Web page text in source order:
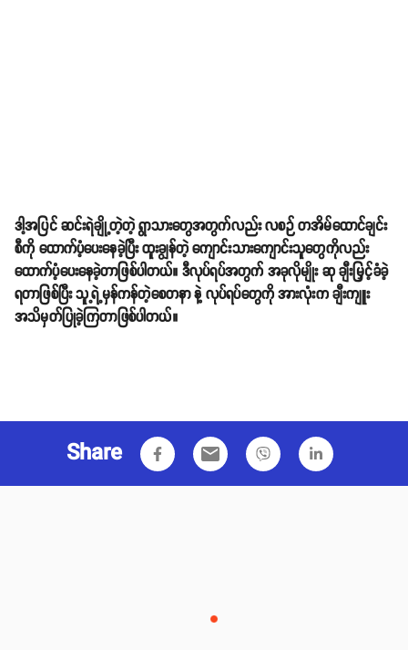
ဒါ့အပြင် ဆင်းရဲချို့တဲ့တဲ့ ရွာသားတွေအတွက်လည်း လစဉ် တအိမ်ထောင်ချင်း
စီကို ထောက်ပံ့ပေးနေခဲ့ပြီး ထူးချွန်တဲ့ ကျောင်းသားကျောင်းသူတွေကိုလည်း
ထောက်ပံ့ပေးနေခဲ့တာဖြစ်ပါတယ်။ ဒီလုပ်ရပ်အတွက် အခုလိုမျိုး ဆု ချီးမြှင့်ခံခဲ့
ရတာဖြစ်ပြီး သူ့ရဲ့မှန်ကန်တဲ့စေတနာ နဲ့ လုပ်ရပ်တွေကို အားလုံးက ချီးကျူး
အသိမှတ်ပြုခဲ့ကြတာဖြစ်ပါတယ်။
Share email